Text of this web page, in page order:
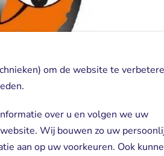
om de website te
over u en volgen we uw
Wij bouwen zo uw
aan op uw voorkeuren. Ook